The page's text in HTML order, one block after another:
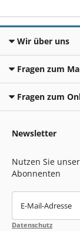
Wir über uns
Fragen zum
Fragen zum
Newsletter
Nutzen Sie
Abonnenten
E-Mail-Adresse
Datenschutz